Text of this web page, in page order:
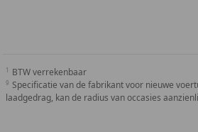
BTW verrekenbaar
Specificatie van de fabrikant voor nieuwe
laadgedrag, kan de radius van occasies